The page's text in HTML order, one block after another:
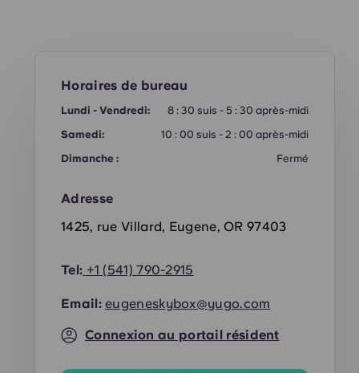
Horaires de bureau
Lundi - Vendredi:
8 : 30 suis - 5 : 30 après-midi
Samedi:
10 : 00 suis - 2 : 00 après-midi
Dimanche :
Fermé
Adresse
1425, rue Villard, Eugene, OR 97403
Tel: +1 (541) 790-2915
Email: eugeneskybox@yugo.com
Connexion au portail résident